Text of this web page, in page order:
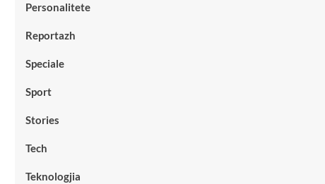
Personalitete
Reportazh
Speciale
Sport
Stories
Tech
Teknologjia